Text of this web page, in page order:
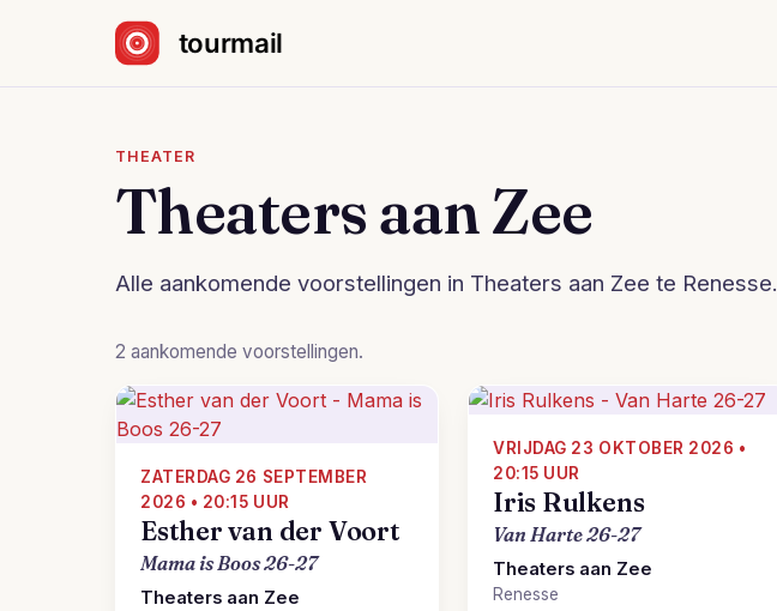
THEATER
Theaters aan Zee
Alle aankomende voorstellingen in Theaters aan Zee te Renesse.
2 aankomende voorstellingen.
ZATERDAG 26 SEPTEMBER
2026 • 20:15 UUR
Esther van der Voort
Mama is Boos 26-27
Theaters aan Zee
VRIJDAG 23 OKTOBER 2026 •
20:15 UUR
Iris Rulkens
Van Harte 26-27
Theaters aan Zee
Renesse